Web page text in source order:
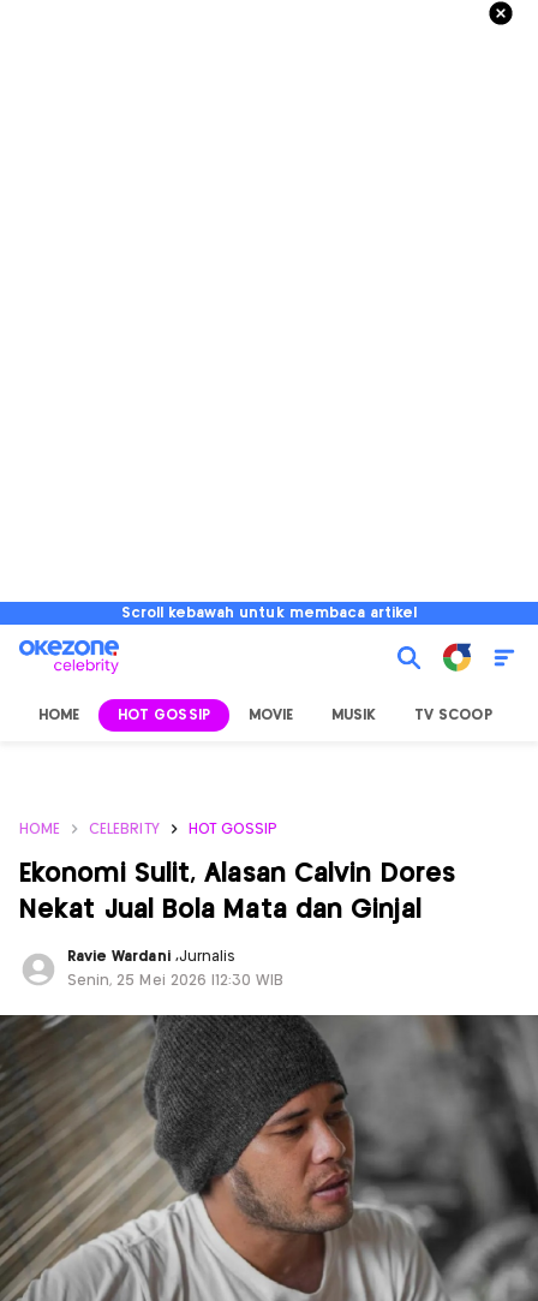
Scroll kebawah untuk membaca artikel
HOME HOT GOSSIP MOVIE MUSIK TV SCOOP
HOME CELEBRITY HOT GOSSIP
Ekonomi Sulit, Alasan Calvin Dores
Nekat Jual Bola Mata dan Ginjal
Ravie Wardani ,Jurnalis
Senin, 25 Mei 2026 |12:30 WIB